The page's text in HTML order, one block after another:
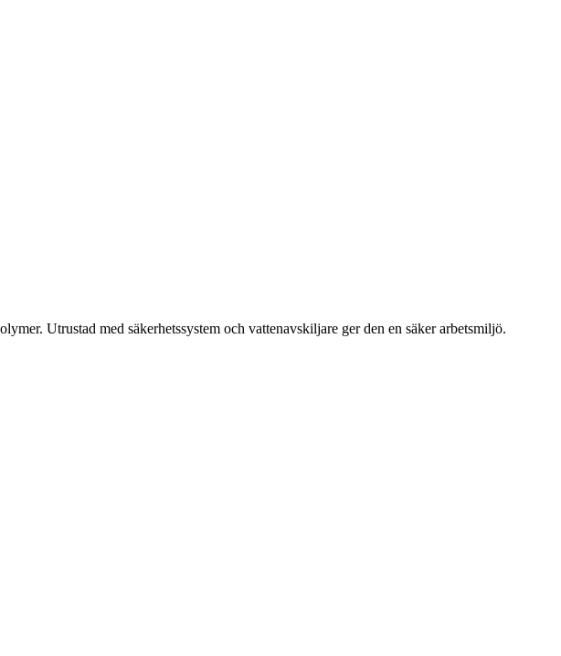
Utrustad med säkerhetssystem och vattenavskiljare ger den en säker arbetsmiljö.